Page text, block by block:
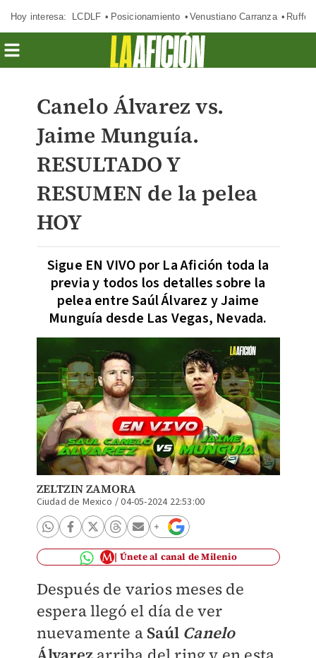
Hoy interesa: LCDLF Posicionamiento Venustiano Carranza Ruffo
Canelo Álvarez vs.
Jaime Munguía.
RESULTADO Y
RESUMEN de la pelea
HOY
Sigue EN VIVO por La Afición toda la
previa y todos los detalles sobre la
pelea entre Saúl Álvarez y Jaime
Munguía desde Las Vegas, Nevada.
ZELTZIN ZAMORA
Ciudad de Mexico /04-05-2024 22:53:00
Únete al canal de Milenio
Después de varios meses de
espera llegó el día de ver
nuevamente a Saúl Canelo